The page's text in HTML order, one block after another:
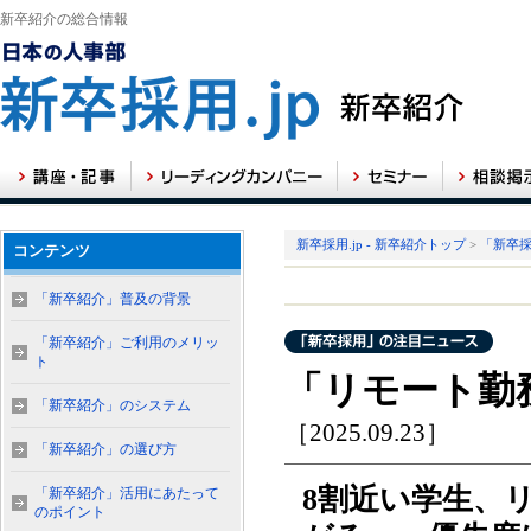
新卒紹介の総合情報
新卒採用.jp - 新卒紹介トップ> 「新卒
「リモート
［2025.09.23］
8割近い学生、
コンテンツ
「新卒紹介」普及の背景
「新卒紹介」ご利用のメリッ
ト
「新卒紹介」のシステム
「新卒紹介」の選び方
「新卒紹介」活用にあたって
のポイント